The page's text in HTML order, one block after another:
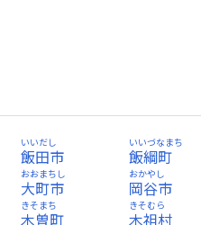
飯田市
いいだし
飯綱町
いいづなまち
大町市
おおまちし
岡谷市
おかやし
木曽町
きそまち
木祖村
きそむら